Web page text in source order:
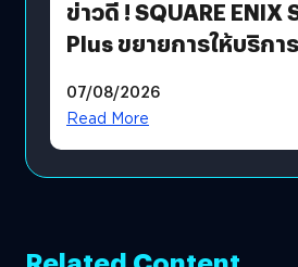
ข่าวดี ! SQUARE ENIX
Plus ขยายการให้บริกา
โดยตรง
07/08/2026
Read More